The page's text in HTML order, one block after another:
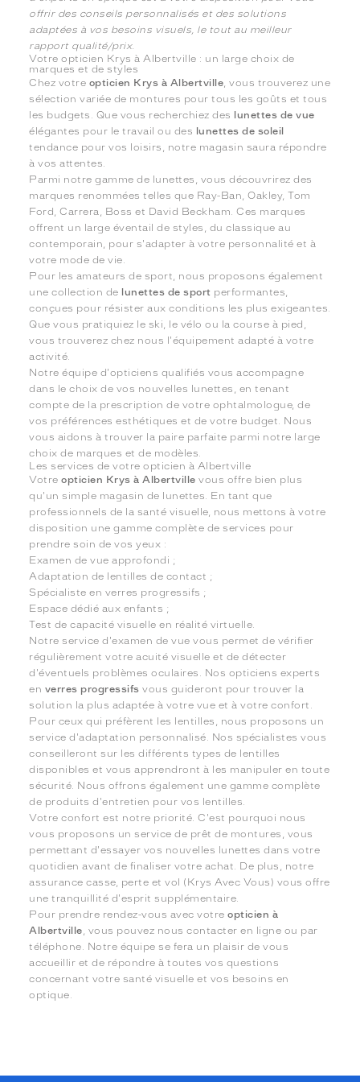
offrir des conseils personnalisés et des solutions
adaptées à vos besoins visuels, le tout au meilleur
rapport qualité/prix.
Votre opticien Krys à Albertville : un large choix de
marques et de styles
Chez votre opticien Krys à Albertville , vous trouverez une
sélection variée de montures pour tous les goûts et tous
les budgets. Que vous recherchiez des lunettes de vue
élégantes pour le travail ou des lunettes de soleil
tendance pour vos loisirs, notre magasin saura répondre
à vos attentes.
Parmi notre gamme de lunettes, vous découvrirez des
marques renommées telles que Ray-Ban, Oakley, Tom
Ford, Carrera, Boss et David Beckham. Ces marques
offrent un large éventail de styles, du classique au
contemporain, pour s'adapter à votre personnalité et à
votre mode de vie.
Pour les amateurs de sport, nous proposons également
une collection de lunettes de sport performantes,
conçues pour résister aux conditions les plus exigeantes.
Que vous pratiquiez le ski, le vélo ou la course à pied,
vous trouverez chez nous l'équipement adapté à votre
activité.
Notre équipe d'opticiens qualifiés vous accompagne
dans le choix de vos nouvelles lunettes, en tenant
compte de la prescription de votre ophtalmologue, de
vos préférences esthétiques et de votre budget. Nous
vous aidons à trouver la paire parfaite parmi notre large
choix de marques et de modèles.
Les services de votre opticien à Albertville
Votreopticien Krys à Albertville vous offre bien plus
qu'un simple magasin de lunettes. En tant que
professionnels de la santé visuelle, nous mettons à votre
disposition une gamme complète de services pour
prendre soin de vos yeux :
Examen de vue approfondi ;
Adaptation de lentilles de contact ;
Spécialiste en verres progressifs ;
Espace dédié aux enfants ;
Test de capacité visuelle en réalité virtuelle.
Notre service d'examen de vue vous permet de vérifier
régulièrement votre acuité visuelle et de détecter
d'éventuels problèmes oculaires. Nos opticiens experts
en verres progressifs vous guideront pour trouver la
solution la plus adaptée à votre vue et à votre confort.
Pour ceux qui préfèrent les lentilles, nous proposons un
service d'adaptation personnalisé. Nos spécialistes vous
conseilleront sur les différents types de lentilles
disponibles et vous apprendront à les manipuler en toute
sécurité. Nous offrons également une gamme complète
de produits d'entretien pour vos lentilles.
Votre confort est notre priorité. C'est pourquoi nous
vous proposons un service de prêt de montures, vous
permettant d'essayer vos nouvelles lunettes dans votre
quotidien avant de finaliser votre achat. De plus, notre
assurance casse, perte et vol (Krys Avec Vous) vous offre
une tranquillité d'esprit supplémentaire.
Pour prendre rendez-vous avec votreopticien à
Albertville , vous pouvez nous contacter en ligne ou par
téléphone. Notre équipe se fera un plaisir de vous
accueillir et de répondre à toutes vos questions
concernant votre santé visuelle et vos besoins en
optique.